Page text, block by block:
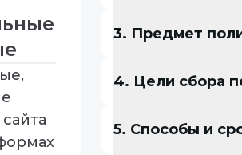
3. Предмет
4. Цели сбора
5. Способы и